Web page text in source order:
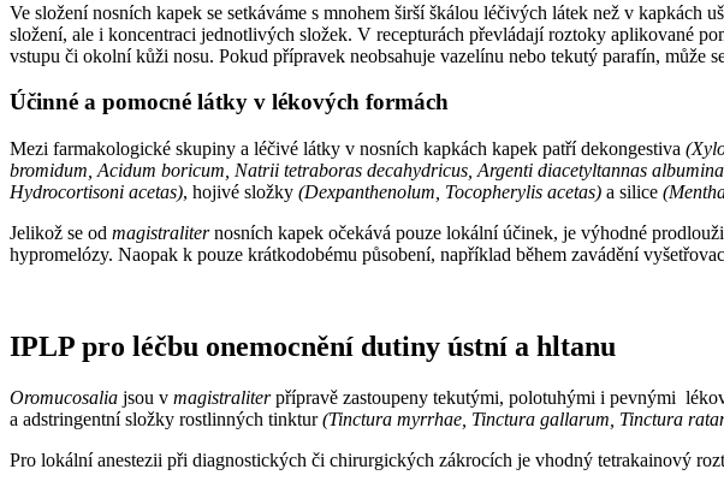
Ve složení nosních kapek se setkáváme s mnohem širší škálou léčivých látek než v
složení, ale i koncentraci jednotlivých složek. V recepturách převládají roztoky aplikované
vstupu či okolní kůži nosu. Pokud přípravek neobsahuje vazelínu nebo tekutý parafín, může
Účinné a pomocné látky v lékových formách
Mezi farmakologické skupiny a léčivé látky v nosních kapkách kapek patří dekongestiva
bromidum, Acidum boricum, Natrii tetraboras decahydricus, Argenti diacetyltannas
Hydrocortisoni acetas), hojivé složky (Dexpanthenolum, Tocopherylis acetas) a silice
Jelikož se od magistraliternosních kapek očekává pouze lokální účinek, je výhodné
hypromelózy. Naopak k pouze krátkodobému působení, například během zavádění
IPLP pro léčbu onemocnění dutiny ústní a hltanu
Oromucosalia jsou v magistraliterpřípravě zastoupeny tekutými, polotuhými i pevnými
a adstringentní složky rostlinných tinktur(Tinctura myrrhae, Tinctura gallarum, Tinctura
Pro lokální anestezii při diagnostických či chirurgických zákrocích je vhodný tetrakainový